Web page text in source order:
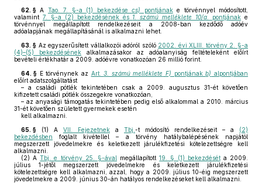
62. § A Tao. 7. §-a (1) bekezdésecs) pontjánake törvénnyel módosított,
valamint 7. §-a (2) bekezdésének és 1. számú melléklete 10/a. pontjának e
törvénnyel megállapított rendelkezéseit a 2008-ban kezdődő adóév
adóalapjának megállapításánál is alkalmazni lehet.
63. § Az egyszerűsített vállalkozói adóról szóló 2002. évi XLIII. törvény 2. §-a
(4)–(5) bekezdésének alkalmazásakor az adóalanyiság feltételeként előírt
bevételi értékhatár a 2009. adóévre vonatkozóan 26 millió forint.
64. § E törvénynek az Art.3. számú melléklete F) pontjánakb) alpontjában
előírt adatszolgáltatást
– a családi pótlék tekintetében csak a 2009. augusztus 31-ét követően
kifizetett családi pótlék összegekre vonatkozóan,
– az anyasági támogatás tekintetében pedig első alkalommal a 2010. március
31-ét követően született gyermekek esetén
kell alkalmazni.
65. § (1) A VII. Fejezetnek a Tbj. -t módosító rendelkezéseit – a (2)
bekezdésben foglalt kivétellel – a törvény hatálybalépésének napjától
megszerzett jövedelmekre és keletkezett járulékfizetési kötelezettségre kell
alkalmazni.
(2) ATbj. e törvény 25. §-ával megállapított19. § (1) bekezdéséta 2009.
július 1-jétől megszerzett jövedelmekre és keletkezett járulékfizetési
kötelezettségre kell alkalmazni, azzal, hogy a 2009. július 10-éig megszerzett
jövedelmekre a 2009. június 30-án hatályos rendelkezéseket kell alkalmazni.